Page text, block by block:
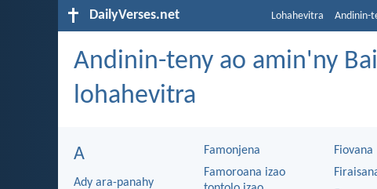
DailyVerses.net Lohahevitra Andinin-
Andinin-teny ao amin'ny
lohahevitra
A
Ady ara-panahy
Famonjena
Famoroana izao
Fiovana